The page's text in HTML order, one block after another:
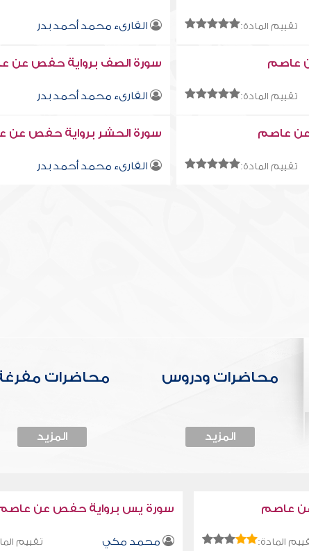
تقييم المادة: القارىء محمد أحمد بدر
عاصم
تقييم المادة:
سورة الصف برواية حفص عن
القارىء محمد أحمد بدر
عن عاصم
تقييم المادة:
سورة الحشر برواية حفص عن
القارىء محمد أحمد بدر
محاضرات ودروس
المزيد
محاضرات
المزيد
عاصم
المادة:
سورة يس برواية حفص عن
محمد مكي تقييم